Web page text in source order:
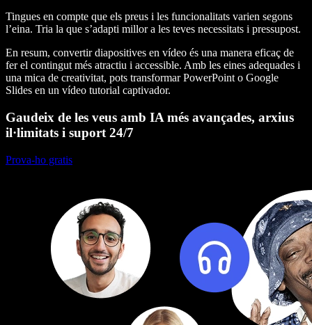
Tingues en compte que els preus i les funcionalitats varien segons
l’eina. Tria la que s’adapti millor a les teves necessitats i pressupost.
En resum, convertir diapositives en vídeo és una manera eficaç de
fer el contingut més atractiu i accessible. Amb les eines adequades i
una mica de creativitat, pots transformar PowerPoint o Google
Slides en un vídeo tutorial captivador.
Gaudeix de les veus amb IA més avançades, arxius
il·limitats i suport 24/7
Prova-ho gratis